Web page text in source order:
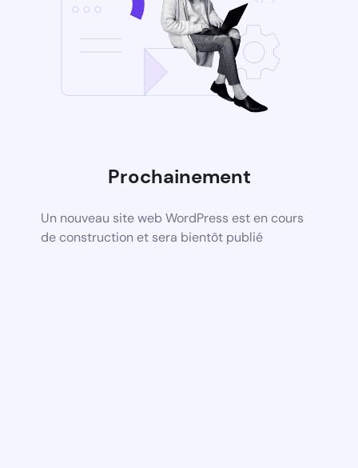
Prochainement
Un nouveau site web WordPress est en cours
de construction et sera bientôt publié